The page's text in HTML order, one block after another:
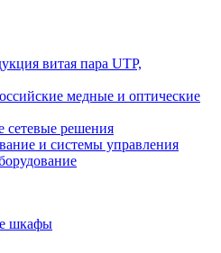
витая пара UTP,
медные и оптические
решения
и системы управления
шкафы